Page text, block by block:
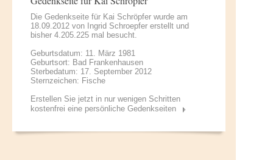
Die Gedenkseite für Kai Schröpfer wurde am
18.09.2012 von Ingrid Schroepfer erstellt und
bisher 4.205.225 mal besucht.
Geburtsdatum: 11. März 1981
Geburtsort: Bad Frankenhausen
Sterbedatum: 17. September 2012
Sternzeichen: Fische
Erstellen Sie jetzt in nur wenigen Schritten
kostenfrei eine persönliche Gedenkseiten